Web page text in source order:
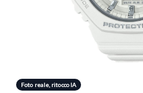
Foto reale, ritocco IA